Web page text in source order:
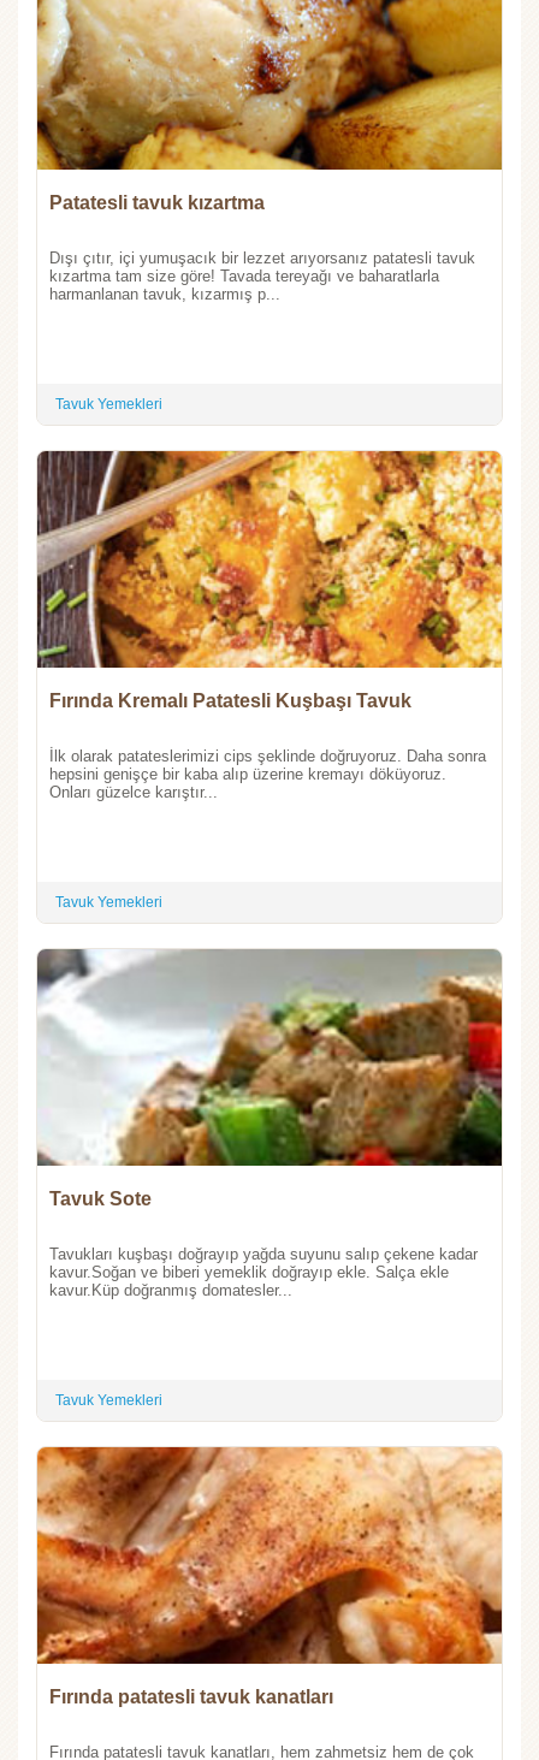
Patatesli tavuk kızartma
Dışı çıtır, içi yumuşacık bir lezzet arıyorsanız patatesli tavuk
kızartma tam size göre! Tavada tereyağı ve baharatlarla
harmanlanan tavuk, kızarmış p...
Tavuk Yemekleri
Fırında Kremalı Patatesli Kuşbaşı Tavuk
İlk olarak patateslerimizi cips şeklinde doğruyoruz. Daha sonra
hepsini genişçe bir kaba alıp üzerine kremayı döküyoruz.
Onları güzelce karıştır...
Tavuk Yemekleri
Tavuk Sote
Tavukları kuşbaşı doğrayıp yağda suyunu salıp çekene kadar
kavur.Soğan ve biberi yemeklik doğrayıp ekle. Salça ekle
kavur.Küp doğranmış domatesler...
Tavuk Yemekleri
Fırında patatesli tavuk kanatları
Fırında patatesli tavuk kanatları, hem zahmetsiz hem de çok